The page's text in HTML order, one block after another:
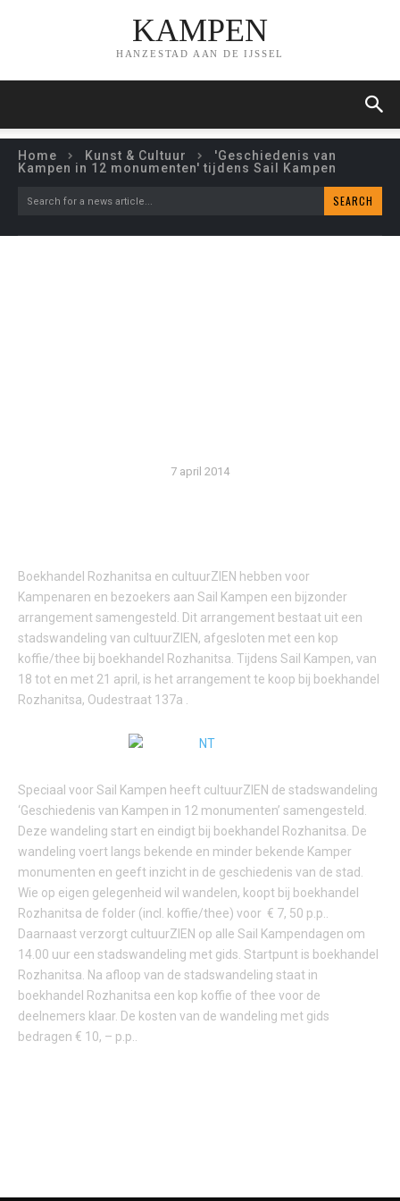
KAMPEN
HANZESTAD AAN DE IJSSEL
Home Kunst & Cultuur
'Geschiedenis van
Kampen in 12 monumenten' tijdens Sail Kampen
Search for a news article... SEARCH
7 april 2014
Boekhandel Rozhanitsa en cultuurZIEN hebben voor
Kampenaren en bezoekers aan Sail Kampen een bijzonder
arrangement samengesteld. Dit arrangement bestaat uit een
stadswandeling van cultuurZIEN, afgesloten met een kop
koffie/thee bij boekhandel Rozhanitsa. Tijdens Sail Kampen, van
18 tot en met 21 april, is het arrangement te koop bij boekhandel
Rozhanitsa, Oudestraat 137a .
Speciaal voor Sail Kampen heeft cultuurZIEN de stadswandeling
‘Geschiedenis van Kampen in 12 monumenten’ samengesteld.
Deze wandeling start en eindigt bij boekhandel Rozhanitsa. De
wandeling voert langs bekende en minder bekende Kamper
monumenten en geeft inzicht in de geschiedenis van de stad.
Wie op eigen gelegenheid wil wandelen, koopt bij boekhandel
Rozhanitsa de folder (incl. koffie/thee) voor € 7, 50 p.p..
Daarnaast verzorgt cultuurZIEN op alle Sail Kampendagen om
14.00 uur een stadswandeling met gids. Startpunt is boekhandel
Rozhanitsa. Na afloop van de stadswandeling staat in
boekhandel Rozhanitsa een kop koffie of thee voor de
deelnemers klaar. De kosten van de wandeling met gids
bedragen € 10, – p.p..